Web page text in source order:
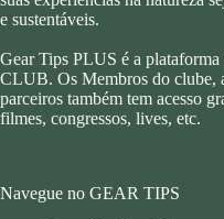
e sustentáveis.
Gear Tips PLUS é a
CLUB. Os Membros do clube,
parceiros também tem acesso
filmes, congressos, lives, etc.
Navegue no GEAR TIPS